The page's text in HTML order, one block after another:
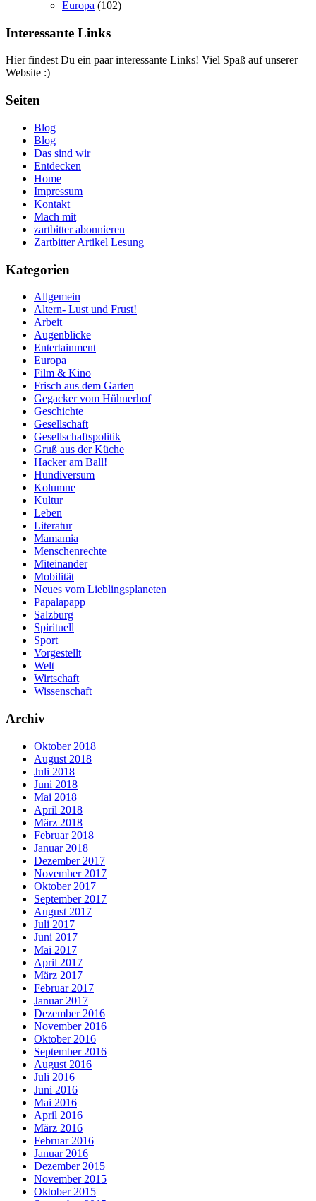
Europa (102)
Interessante Links
Hier findest Du ein paar interessante Links! Viel Spaß auf unserer
Website :)
Seiten
Blog
Blog
Das sind wir
Entdecken
Home
Impressum
Kontakt
Mach mit
zartbitter abonnieren
Zartbitter Artikel Lesung
Kategorien
Allgemein
Altern- Lust und Frust!
Arbeit
Augenblicke
Entertainment
Europa
Film & Kino
Frisch aus dem Garten
Gegacker vom Hühnerhof
Geschichte
Gesellschaft
Gesellschaftspolitik
Gruß aus der Küche
Hacker am Ball!
Hundiversum
Kolumne
Kultur
Leben
Literatur
Mamamia
Menschenrechte
Miteinander
Mobilität
Neues vom Lieblingsplaneten
Papalapapp
Salzburg
Spirituell
Sport
Vorgestellt
Welt
Wirtschaft
Wissenschaft
Archiv
Oktober 2018
August 2018
Juli 2018
Juni 2018
Mai 2018
April 2018
März 2018
Februar 2018
Januar 2018
Dezember 2017
November 2017
Oktober 2017
September 2017
August 2017
Juli 2017
Juni 2017
Mai 2017
April 2017
März 2017
Februar 2017
Januar 2017
Dezember 2016
November 2016
Oktober 2016
September 2016
August 2016
Juli 2016
Juni 2016
Mai 2016
April 2016
März 2016
Februar 2016
Januar 2016
Dezember 2015
November 2015
Oktober 2015